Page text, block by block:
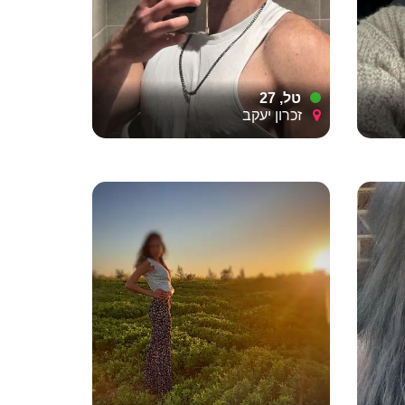
לא
אמון
נכונה
אחד
שבו
טל, 27
זכרון יעקב